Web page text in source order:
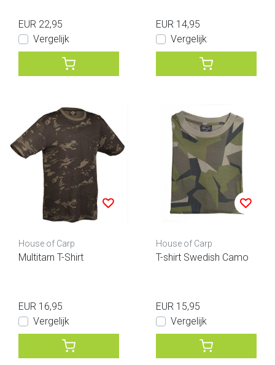
EUR 22,95
Vergelijk
EUR 14,95
Vergelijk
House of Carp
Multitarn T-Shirt
EUR 16,95
Vergelijk
House of Carp
T-shirt Swedish Camo
EUR 15,95
Vergelijk